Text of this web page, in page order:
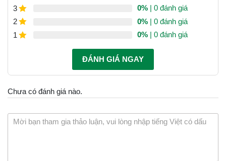
3
0% | 0 đánh giá
2
0% | 0 đánh giá
1
0% | 0 đánh giá
ĐÁNH GIÁ NGAY
Chưa có đánh giá nào.